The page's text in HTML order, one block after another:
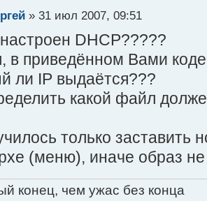
» 31 июл 2007, 09:51
DHCP?????
в приведённом Вами
ли IP выдаётся???
какой файл
только заставить
(меню), иначе образ не
конец, чем ужас без конца